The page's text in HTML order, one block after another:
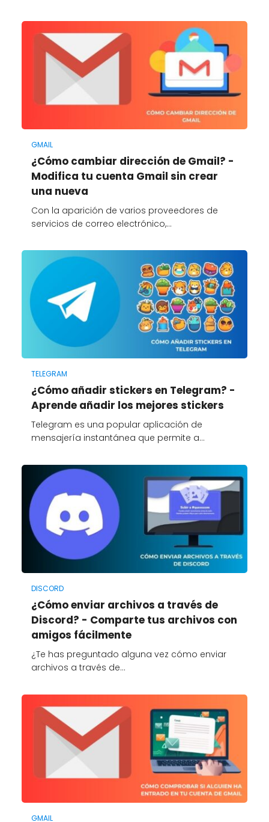
GMAIL
¿Cómo cambiar dirección de Gmail? -
Modifica tu cuenta Gmail sin crear
una nueva
Con la aparición de varios proveedores de
servicios de correo electrónico,…
TELEGRAM
¿Cómo añadir stickers en Telegram? -
Aprende añadir los mejores stickers
Telegram es una popular aplicación de
mensajería instantánea que permite a…
DISCORD
¿Cómo enviar archivos a través de
Discord? - Comparte tus archivos con
amigos fácilmente
¿Te has preguntado alguna vez cómo enviar
archivos a través de…
GMAIL